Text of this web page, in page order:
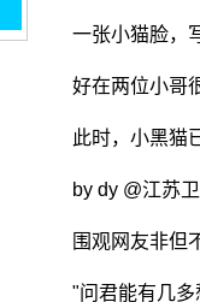
一张小猫脸，
好在两位小哥
此时，小黑猫
by dy @江苏
围观网友非但
"问君能有几